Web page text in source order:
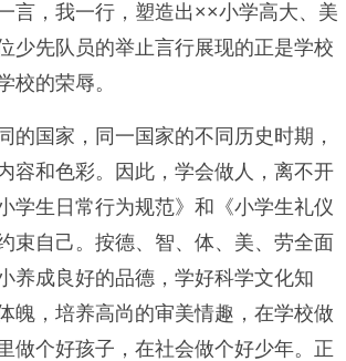
言，我一行，塑造出××小学高大、美
少先队员的举止言行展现的正是学校
校的荣辱。
的国家，同一国家的不同历史时期，
容和色彩。因此，学会做人，离不开
学生日常行为规范》和《小学生礼仪
束自己。按德、智、体、美、劳全面
养成良好的品德，学好科学文化知
魄，培养高尚的审美情趣，在学校做
做个好孩子，在社会做个好少年。正